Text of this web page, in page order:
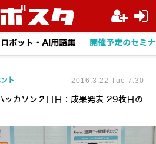
ロボット・AI用語集 開催予定のセミ
カソン２日目：成果発表 29枚目の
ト 2016.3.22 Tue 7:30